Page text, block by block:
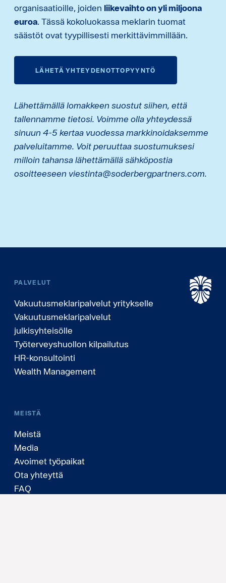
organisaatioille, joiden liikevaihto on yli miljoona
euroa. Tässä kokoluokassa meklarin tuomat
säästöt ovat tyypillisesti merkittävimmillään.
LÄHETÄ YHTEYDENOTTOPYYNTÖ
Lähettämällä lomakkeen suostut siihen, että
tallennamme tietosi. Voimme olla yhteydessä
sinuun 4-5 kertaa vuodessa markkinoidaksemme
palveluitamme. Voit peruuttaa suostumuksesi
milloin tahansa lähettämällä sähköpostia
osoitteeseen viestinta@soderbergpartners.com.
PALVELUT
Vakuutusmeklaripalvelut yritykselle
Vakuutusmeklaripalvelut
julkisyhteisölle
Työterveyshuollon kilpailutus
HR-konsultointi
Wealth Management
MEISTÄ
Meistä
Media
Avoimet työpaikat
Ota yhteyttä
FAQ